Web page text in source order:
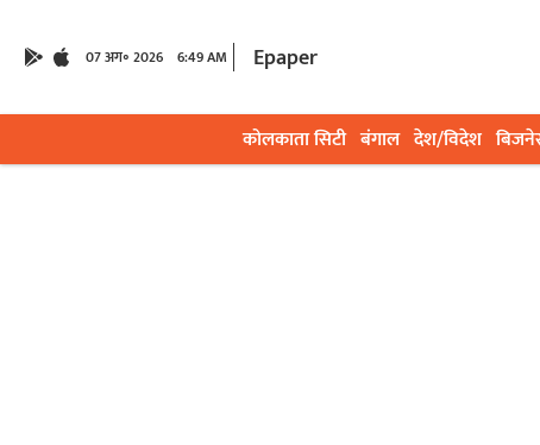
07 अग॰ 2026 6:49 AM Epaper
कोलकाता सिटी बंगाल देश/विदेश